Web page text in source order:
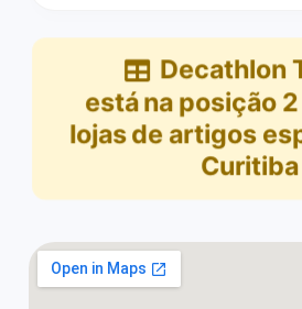
Decathlon
está na posição 2
lojas de artigos
Curitiba